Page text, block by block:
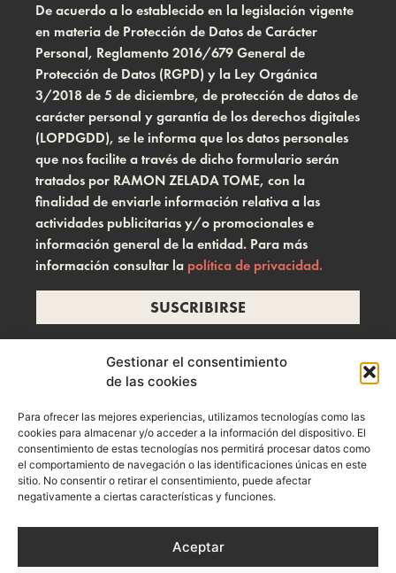
Gestionar el consentimiento
de las cookies
Para ofrecer las mejores experiencias, utilizamos tecnologías como las
cookies para almacenar y/o acceder a la información del dispositivo. El
consentimiento de estas tecnologías nos permitirá procesar datos como
el comportamiento de navegación o las identificaciones únicas en este
sitio. No consentir o retirar el consentimiento, puede afectar
negativamente a ciertas características y funciones.
Aceptar
De acuerdo a lo establecido en la legislación vigente
en materia de Protección de Datos de Carácter
Personal, Reglamento 2016/679 General de
Protección de Datos (RGPD) y la Ley Orgánica
3/2018 de 5 de diciembre, de protección de datos de
carácter personal y garantía de los derechos digitales
(LOPDGDD), se le informa que los datos personales
que nos facilite a través de dicho formulario serán
tratados por RAMON ZELADA TOME, con la
finalidad de enviarle información relativa a las
actividades publicitarias y/o promocionales e
información general de la entidad. Para más
información consultar la política de privacidad.
SUSCRIBIRSE
info@ramonzelada.com
instagram